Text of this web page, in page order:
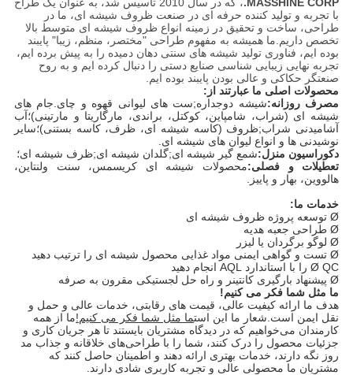
با تجربه و تولید کننده حرفه ای در صنعت ظروف شیشه ای، ما در
طراحی، ساخت و تحقیق در زمینه انواع ظروف شیشه ای متوسط ​​​​بالا
تخصص داریم.ما همیشه به مفهوم طراحی "مختصر، منظم، زیبا" پایبند
بوده ایم، فناوری تولید شیشه های سنتی دهان دمیده را به پیش برده ایم،
تجربه نهایی زیبایی شناسی صنایع دستی را دنبال کرده ایم و به روح
صنعتگر حکاکی و عالی بودن پایبند بوده ایم.
محصولات اصلی ما عبارتند از:
مصرف روزانه:شیشه دوجداره;ست های لیوانی قهوه و چای.جام های
شیشه ای (شراب، شامپاین، کوکتل، براندی، مارگاریتا و مارتینی)؛آب
آشامیدنی شراب;ظروف (کاسه شیشه ای، ظرف، کاسه بستنی)؛سایر
نوشیدنی ها و انواع لیوان های شیشه ای.
دکوراسیون منزل:شمع گیر شیشه ای;گلدان شیشه ای;ظرف شیشه ای؛
تعطیلات و فصلی:محصولات شیشه ای کریسمس، سنت ولنتاین،
هالووین، بهار و پاییز.
خدمات ما:
Ø توسعه پروژه ظروف شیشه ای
Ø طراحی جعبه هدیه
Ø لوگو برگردان یا لیزر
Ø تست و گواهی ایمنی مواد غذایی محصول شیشه ای را ترتیب دهید
Ø QC را با استاندارد AQL انجام دهید
Ø پیشنهاد بارگیری کانتینر و راه حل لجستیکی مقرون به صرفه
ما مثل شما فکر می کنیم!
هدف ما ارائه کیفیت عالی، قیمت های رقابتی، خدمات عالی و حمل و
نقل ایمن است.شعار ما این استما مثل شما فکر می کنیم!ما از همه
کارمندان می‌خواهیم که در دیدگاه مشتریان بایستند تا هر جریان کاری و
جزئیات محصول را درک کنند، شما را با طراحی‌های خلاقانه و جذاب مد
روز نگه دارند، خدمات بهتری ارائه دهند و اطمینان حاصل کنند که
مشتریان ما محصولی عالی و تجربه کاربری شادی دارند.